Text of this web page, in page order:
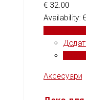
€ 32.00
Availability:
Аксесуари